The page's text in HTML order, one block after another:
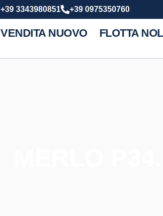
+39 3343980851 +39 0975350760
VENDITA NUOVO FLOTTA